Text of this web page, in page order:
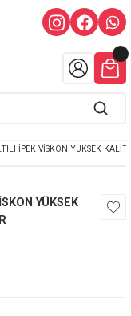
İPEK VİSKON YÜKSEK
YÜKSEK